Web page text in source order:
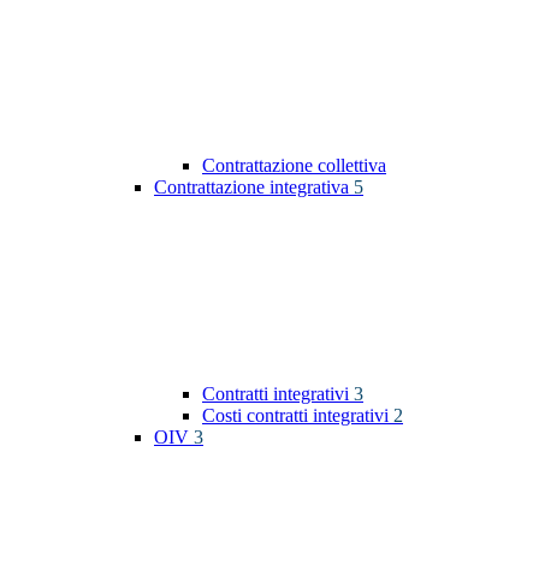
Contrattazione collettiva
Contrattazione integrativa 5
Contratti integrativi 3
Costi contratti integrativi 2
OIV 3